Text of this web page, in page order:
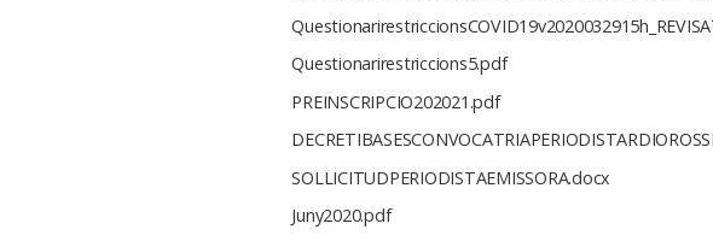
Questionarirestriccions5.pdf
PREINSCRIPCIO202021.pdf
SOLLICITUDPERIODISTAEMISSORA.docx
Juny2020.pdf